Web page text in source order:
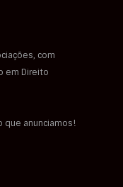
com
em Direito
que anunciamos!